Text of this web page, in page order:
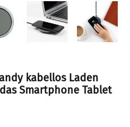
kabellos Laden
Smartphone Tablet